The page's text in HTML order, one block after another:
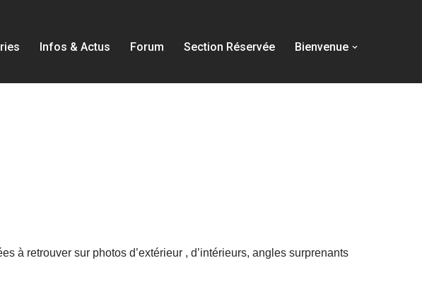
Infos & Actus Forum Section Réservée Bienvenue
à retrouver sur photos d’extérieur , d’intérieurs, angles surprenants